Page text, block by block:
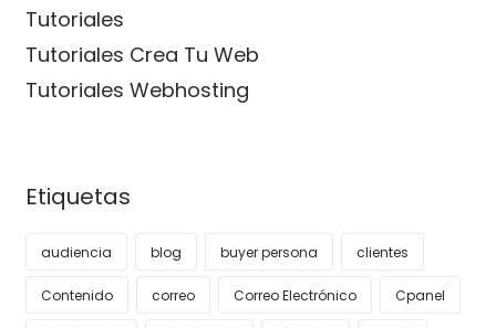
Tutoriales
Tutoriales Crea Tu Web
Tutoriales Webhosting
Etiquetas
audiencia blog buyer persona clientes
Contenido correo Correo Electrónico Cpanel